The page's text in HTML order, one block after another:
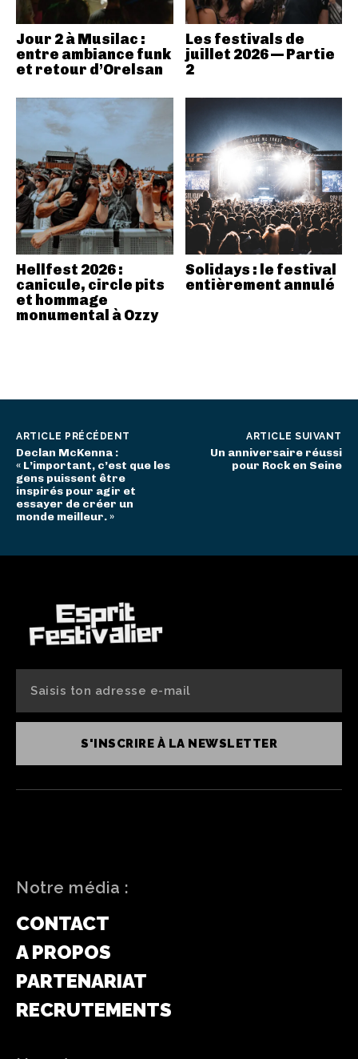
Jour 2 à Musilac :
entre ambiance funk
et retour d’Orelsan
Les festivals de
juillet 2026 — Partie
2
Hellfest 2026 :
canicule, circle pits
et hommage
monumental à Ozzy
Solidays : le festival
entièrement annulé
ARTICLE PRÉCÉDENT
Declan McKenna :
« L’important, c’est que les
gens puissent être
inspirés pour agir et
essayer de créer un
monde meilleur. »
ARTICLE SUIVANT
Un anniversaire réussi
pour Rock en Seine
S'INSCRIRE À LA NEWSLETTER
Notre média :
CONTACT
A PROPOS
PARTENARIAT
RECRUTEMENTS